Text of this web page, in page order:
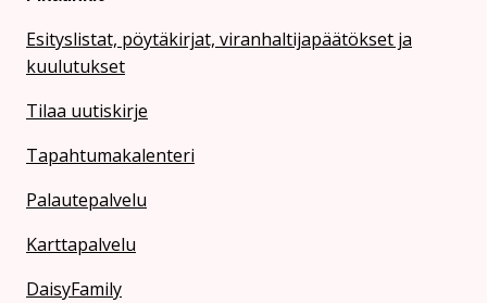
Esityslistat, pöytäkirjat, viranhaltijapäätökset ja
kuulutukset
Tilaa uutiskirje
Tapahtumakalenteri
Palautepalvelu
Karttapalvelu
DaisyFamily